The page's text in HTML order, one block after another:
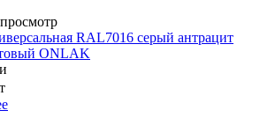
RAL7016 серый антрацит
ONLAK